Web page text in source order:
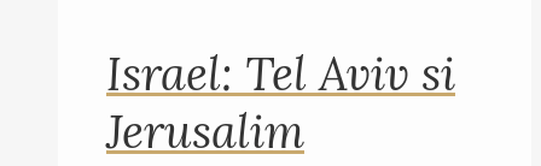
Israel: Tel Aviv si
Jerusalim